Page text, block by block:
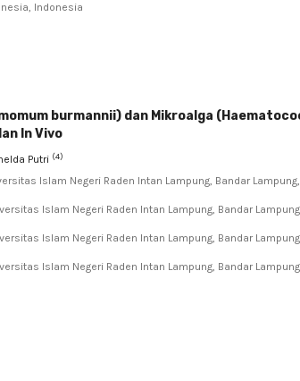
Indonesia
burmannii) dan Mikroalga
In Vivo
Putri (4)
Islam Negeri Raden Intan Lampung, Bandar Lampung,
Islam Negeri Raden Intan Lampung, Bandar
Islam Negeri Raden Intan Lampung, Bandar
Islam Negeri Raden Intan Lampung, Bandar